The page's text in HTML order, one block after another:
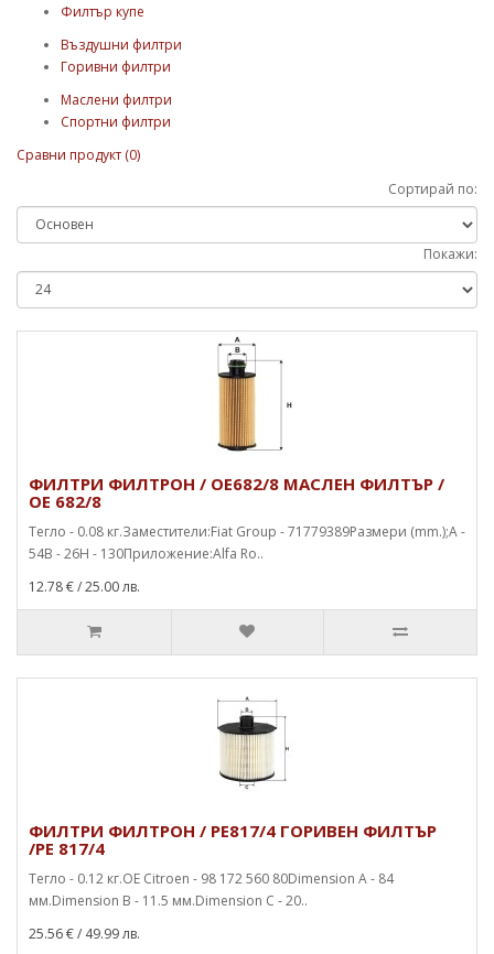
Филтър купе
Въздушни филтри
Горивни филтри
Маслени филтри
Спортни филтри
Сравни продукт (0)
Сортирай по:
Покажи:
ФИЛТРИ ФИЛТРОН / OE682/8 МАСЛЕН ФИЛТЪР /
OE 682/8
Тегло - 0.08 кг.Заместители:Fiat Group - 71779389Размери (mm.);A -
54B - 26H - 130Приложение:Alfa Ro..
12.78 €/ 25.00 лв.
ФИЛТРИ ФИЛТРОН / PE817/4 ГОРИВЕН ФИЛТЪР
/PE 817/4
Тегло - 0.12 кг.OE Citroen - 98 172 560 80Dimension А - 84
мм.Dimension B - 11.5 мм.Dimension C - 20..
25.56 €/ 49.99 лв.